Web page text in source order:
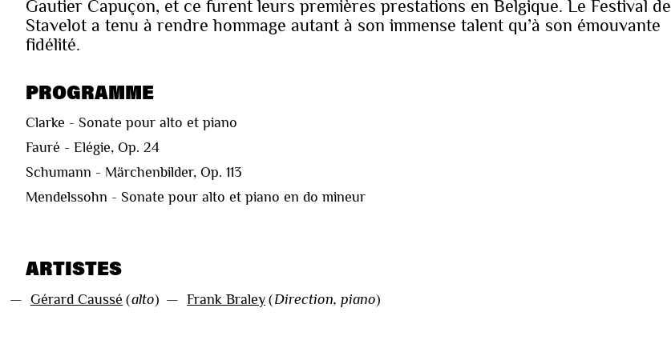
Gautier Capuçon, et ce furent leurs premières prestations en Belgique. Le Festival de
Stavelot a tenu à rendre hommage autant à son immense talent qu’à son émouvante
fidélité.
PROGRAMME
Clarke - Sonate pour alto et piano
Fauré - Elégie, Op. 24
Schumann - Märchenbilder, Op. 113
Mendelssohn - Sonate pour alto et piano en do mineur
ARTISTES
— Gérard Caussé (alto) — Frank Braley (Direction, piano)